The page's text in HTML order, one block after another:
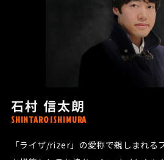
石村 信太朗
SHINTARO ISHIMURA
「ライザ/rizer」の愛称で親しまれる